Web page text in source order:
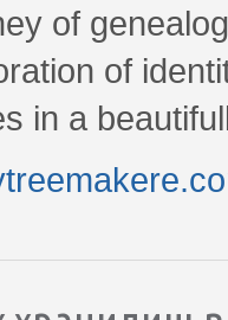
of
of
in a